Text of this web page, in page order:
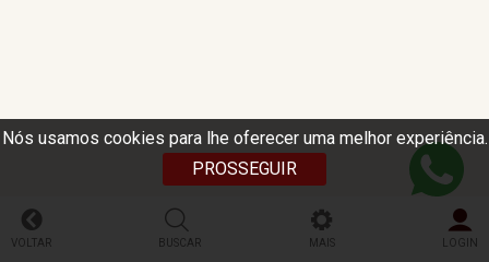
Nós usamos cookies para lhe oferecer uma melhor experiência.
PROSSEGUIR
VOLTAR BUSCAR MAIS LOGIN